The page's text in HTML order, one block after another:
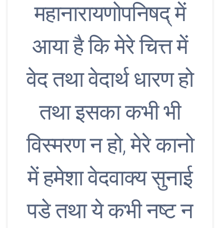
महानारायणोपनिषद् में
आया है कि मेरे चित्त में
वेद तथा वेदार्थ धारण हो
तथा इसका कभी भी
विस्मरण न हो, मेरे कानो
में हमेशा वेदवाक्य सुनाई
पडे तथा ये कभी नष्ट न